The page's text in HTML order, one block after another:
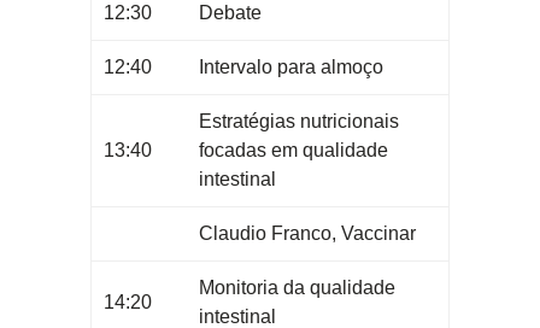
12:30 Debate
12:40 Intervalo para almoço
13:40
Estratégias nutricionais
focadas em qualidade
intestinal
Claudio Franco, Vaccinar
14:20
Monitoria da qualidade
intestinal